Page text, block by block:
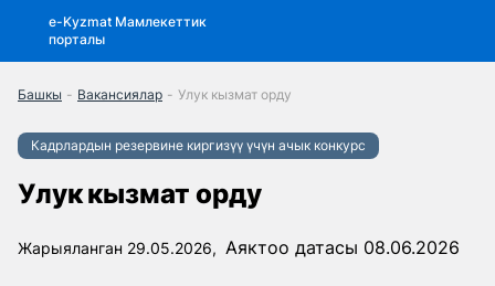
e-Kyzmat Мамлекеттик
порталы
Башкы - Вакансиялар - Улук кызмат орду
Кадрлардын резервине киргизүү үчүн ачык конкурс
Улук кызмат орду
Жарыяланган 29.05.2026, Аяктоо датасы 08.06.2026